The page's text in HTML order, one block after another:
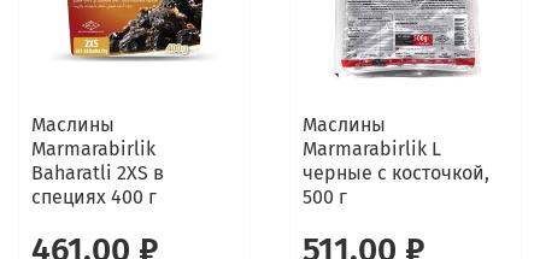
Маслины
Marmarabirlik
Baharatli 2XS в
специях 400 г
461.00 ₽
Маслины
Marmarabirlik L
черные с косточкой,
500 г
511.00 ₽